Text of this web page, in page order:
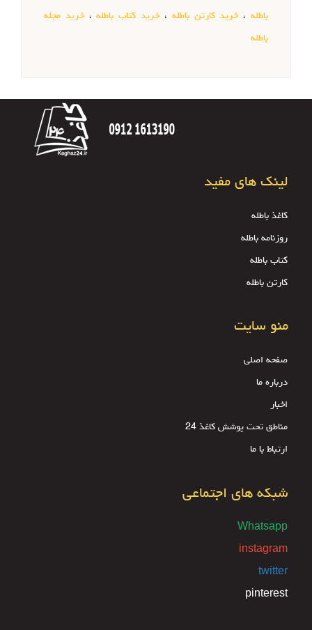
باطله، خرید کارتن باطله ، خرید کتاب باطله،خرید مجله
باطله
لینک های مفید
کاغذ باطله
روزنامه باطله
کتاب باطله
کارتن باطله
منو سایت
صفحه اصلی
درباره ما
اخبار
مناطق تحت پوشش کاغذ 24
ارتباط با ما
شبکه های اجتماعی
Whatsapp
instagram
twitter
pinterest